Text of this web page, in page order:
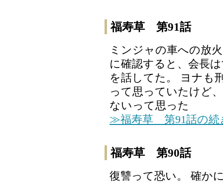
福寿草 第91話
ミンジャの車への放
に確認すると、会長
を話してた。 ヨナも
って思っていたけど
ないって思った
≫福寿草 第91話の続
福寿草 第90話
復讐って恐い。 確か